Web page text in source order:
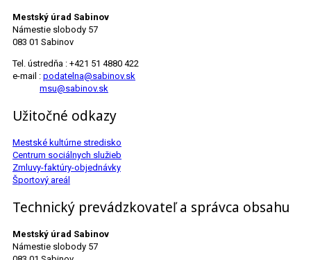
Mestský úrad Sabinov
Námestie slobody 57
083 01 Sabinov
Tel. ústredňa : +421 51 4880 422
e-mail : podatelna@sabinov.sk
msu@sabinov.sk
Užitočné odkazy
Mestské kultúrne stredisko
Centrum sociálnych služieb
Zmluvy-faktúry-objednávky
Športový areál
Technický prevádzkovateľ a správca obsahu
Mestský úrad Sabinov
Námestie slobody 57